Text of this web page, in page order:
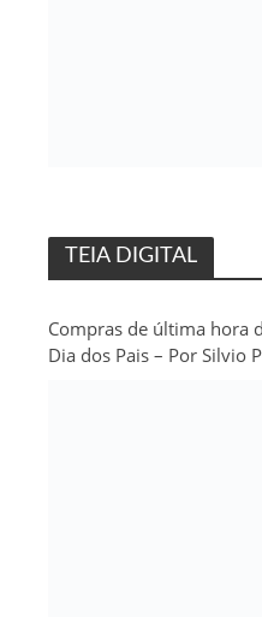
TEIA DIGITAL
Compras de última hora
Dia dos Pais – Por